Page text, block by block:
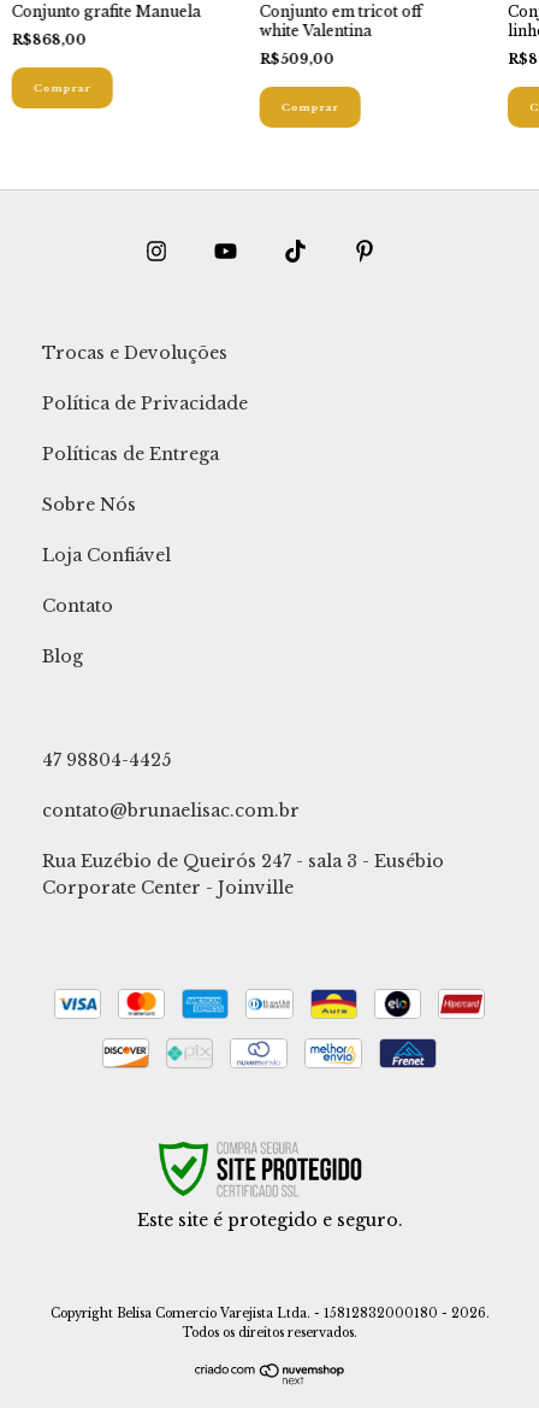
Conjunto grafite Manuela
R$868,00
Comprar
Conjunto em tricot off
white Valentina
R$509,00
Comprar
Trocas e Devoluções
Política de Privacidade
Políticas de Entrega
Sobre Nós
Loja Confiável
Contato
Blog
47 98804-4425
contato@brunaelisac.com.br
Rua Euzébio de Queirós 247 - sala 3 - Eusébio
Corporate Center - Joinville
Este site é protegido e seguro.
Copyright Belisa Comercio Varejista Ltda. - 15812832000180 - 2026.
Todos os direitos reservados.